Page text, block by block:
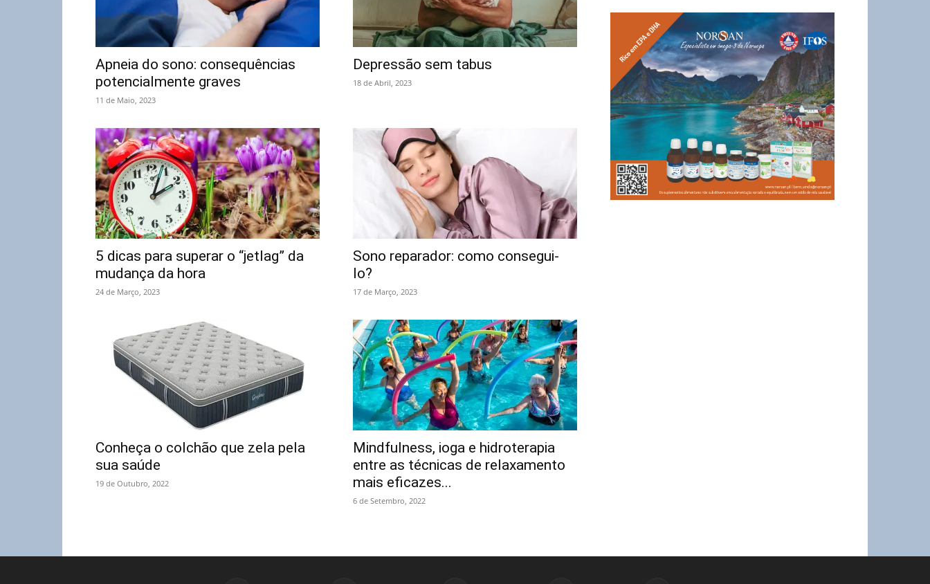
Apneia do sono: consequências
potencialmente graves
11 de Maio, 2023
Depressão sem tabus
18 de Abril, 2023
5 dicas para superar o “jetlag” da
mudança da hora
24 de Março, 2023
Sono reparador: como consegui-
lo?
17 de Março, 2023
Conheça o colchão que zela pela
sua saúde
19 de Outubro, 2022
Mindfulness, ioga e hidroterapia
entre as técnicas de relaxamento
mais eficazes...
6 de Setembro, 2022